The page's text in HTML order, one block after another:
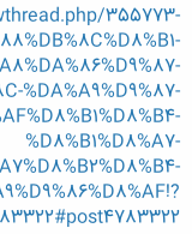
355773-
%DA%A9%D9%87-
%D8%B1%D8%A7-